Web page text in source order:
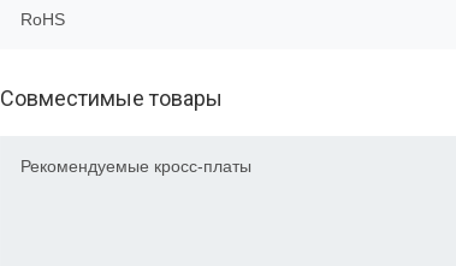
RoHS
Совместимые товары
Рекомендуемые кросс-платы